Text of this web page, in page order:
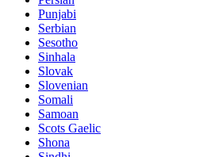
Punjabi
Serbian
Sesotho
Sinhala
Slovak
Slovenian
Somali
Samoan
Scots Gaelic
Shona